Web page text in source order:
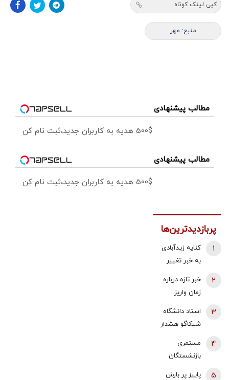
کپی لینک کوتاه
منبع: مهر
مطالب پیشنهادی
500$ هدیه به کاربران جدید،ثبت نام کن
مطالب پیشنهادی
500$ هدیه به کاربران جدید،ثبت نام کن
پربازدیدترین‌ها
کنایه زیدآبادی
به خبر تغییر
محمدباقر خرازی
خیلی هم از
بی‌خبر نیست،
که بی‌خبریم
1
خبر تازه درباره
زمان واریز
فروردین و
بازنشستگان
تامین اجتماعی
2
استاد دانشگاه
شیکاگو هشدار
گذشته ظاهر
3
مستمری
بازنشستگان
4
پاییز پر بارش 5